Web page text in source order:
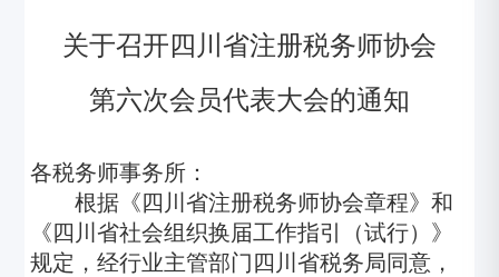
关于召开四川省注册税务师协会
第六次会员代表大会的通知
各税务师事务所：
根据《四川省注册税务师协会章程》和
《四川省社会组织换届工作指引（试行）》
规定，经行业主管部门四川省税务局同意，